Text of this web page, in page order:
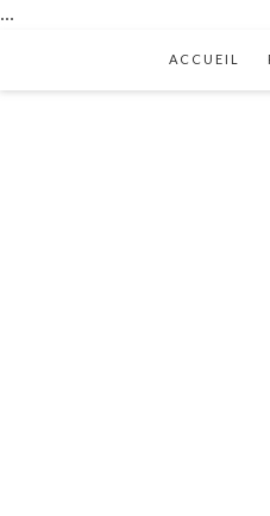
...
ACCUEIL